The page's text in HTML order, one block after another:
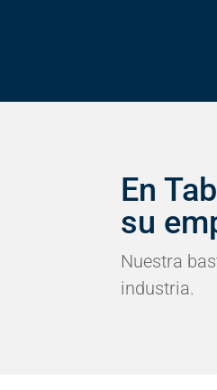
En
su
Nuestra
industria.